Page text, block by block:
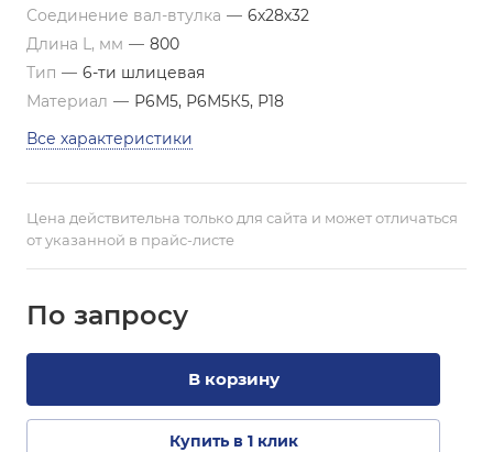
Соединение вал-втулка — 6х28х32
Длина L, мм — 800
Тип — 6-ти шлицевая
Материал — Р6М5, Р6М5К5, Р18
Все характеристики
Цена действительна только для сайта и может отличаться
от указанной в прайс-листе
По запросу
В корзину
Купить в 1 клик